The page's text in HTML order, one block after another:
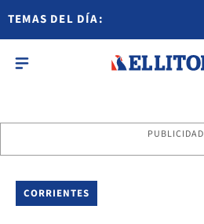
TEMAS DEL DÍA:
PUBLICIDAD
CORRIENTES